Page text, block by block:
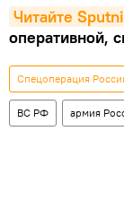
Читайте
оперативной,
Спецоперация
ВС РФ армия